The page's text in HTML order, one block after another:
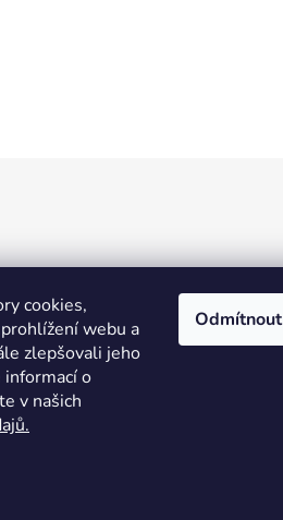
cookies,
webu a
zlepšovali jeho
informací o
v našich
Odmítnout